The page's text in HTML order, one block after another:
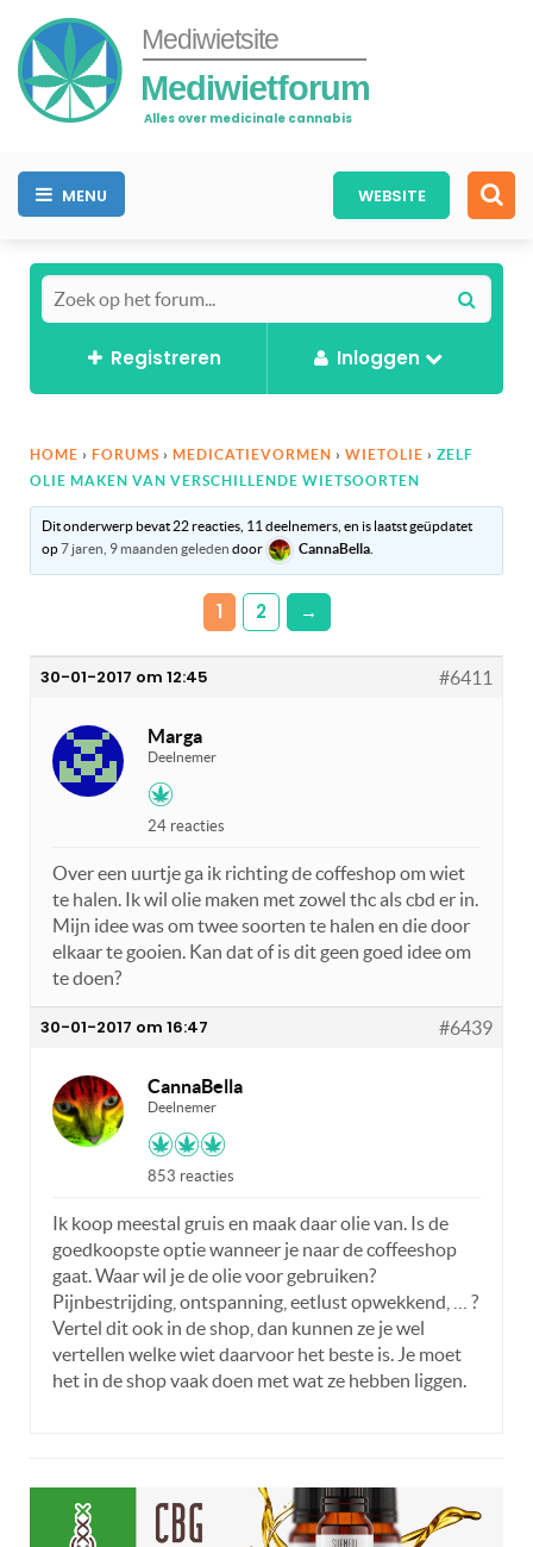
Mediwietsite
Mediwietforum
Alles over medicinale cannabis
MENU WEBSITE
Registreren Inloggen
HOME › FORUMS › MEDICATIEVORMEN › WIETOLIE › ZELF
OLIE MAKEN VAN VERSCHILLENDE WIETSOORTEN
Dit onderwerp bevat 22 reacties, 11 deelnemers, en is laatst geüpdatet
op7 jaren, 9 maanden geleden door CannaBella
1 2 →
30-01-2017 om 12:45 #6411
Marga
Deelnemer
24 reacties
Over een uurtje ga ik richting de coffeshop om wiet
te halen. Ik wil olie maken met zowel thc als cbd er in.
Mijn idee was om twee soorten te halen en die door
elkaar te gooien. Kan dat of is dit geen goed idee om
te doen?
30-01-2017 om 16:47 #6439
CannaBella
Deelnemer
853 reacties
Ik koop meestal gruis en maak daar olie van. Is de
goedkoopste optie wanneer je naar de coffeeshop
gaat. Waar wil je de olie voor gebruiken?
Pijnbestrijding, ontspanning, eetlust opwekkend, … ?
Vertel dit ook in de shop, dan kunnen ze je wel
vertellen welke wiet daarvoor het beste is. Je moet
het in de shop vaak doen met wat ze hebben liggen.